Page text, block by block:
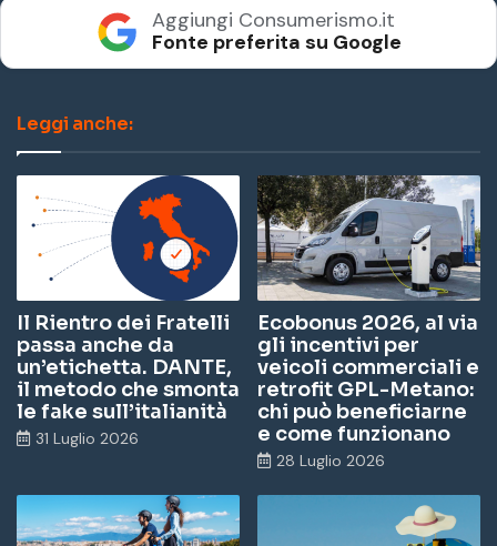
Aggiungi Consumerismo.it
Fonte preferita su Google
Leggi anche:
Il Rientro dei Fratelli
passa anche da
un’etichetta. DANTE,
il metodo che smonta
le fake sull’italianità
31 Luglio 2026
Ecobonus 2026, al via
gli incentivi per
veicoli commerciali e
retrofit GPL-Metano:
chi può beneficiarne
e come funzionano
28 Luglio 2026